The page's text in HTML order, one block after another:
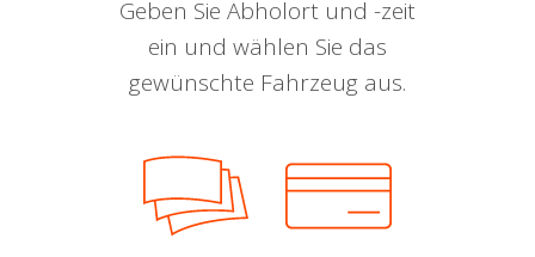
Geben Sie Abholort und -zeit
ein und wählen Sie das
gewünschte Fahrzeug aus.